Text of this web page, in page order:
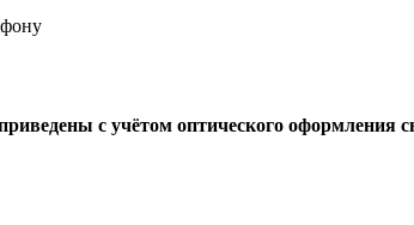
с учётом оптического оформления